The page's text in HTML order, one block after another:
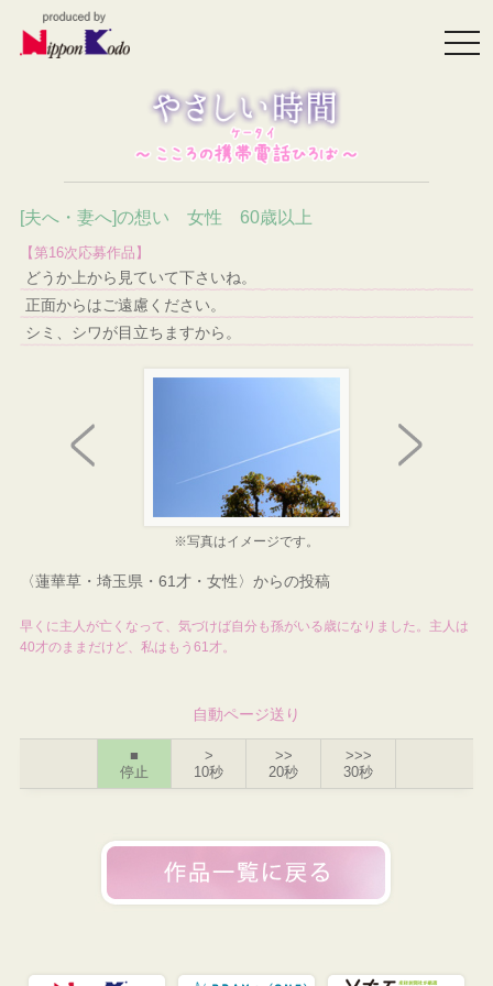
[夫へ・妻へ]の想い 女性 60歳以上
【第16次応募作品】
どうか上から見ていて下さいね。
正面からはご遠慮ください。
シミ、シワが目立ちますから。
※写真はイメージです。
〈蓮華草・埼玉県・61才・女性〉からの投稿
早くに主人が亡くなって、気づけば自分も孫がいる歳になりました。主人は
40才のままだけど、私はもう61才。
自動ページ送り
■
停止
>
10秒
>>
20秒
>>>
30秒